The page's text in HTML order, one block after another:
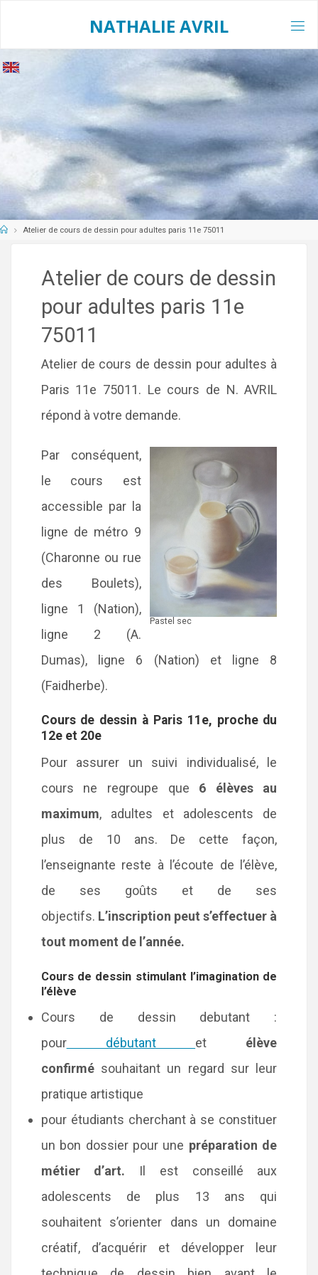
NATHALIE AVRIL
HomeAtelier de cours de dessin pour adultes paris 11e 75011
Atelier de cours de dessin
pour adultes paris 11e
75011
Atelier de cours de dessin pour adultes à
Paris 11e 75011. Le cours de N. AVRIL
répond à votre demande.
Pastel sec
Par conséquent,
le cours est
accessible par la
ligne de métro 9
(Charonne ou rue
des Boulets),
ligne 1 (Nation),
ligne 2 (A.
Dumas), ligne 6 (Nation) et ligne 8
(Faidherbe).
Cours de dessin à Paris 11e, proche du
12e et 20e
Pour assurer un suivi individualisé, le
cours ne regroupe que 6 élèves au
maximum, adultes et adolescents de
plus de 10 ans. De cette façon,
l’enseignante reste à l’écoute de l’élève,
de ses goûts et de ses
objectifs. L’inscription peut s’effectuer à
tout moment de l’année.
Cours de dessin stimulant l’imagination de
l’élève
Cours de dessin debutant :
pourdébutant et élève
confirmésouhaitant un regard sur leur
pratique artistique
pour étudiants cherchant à se constituer
un bon dossier pour une préparation de
métier d’art. Il est conseillé aux
adolescents de plus 13 ans qui
souhaitent s’orienter dans un domaine
créatif, d’acquérir et développer leur